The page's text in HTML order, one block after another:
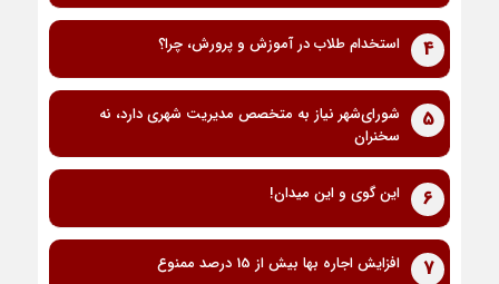
4 استخدام طلاب در آموزش و پرورش، چرا؟
5
شورای‌شهر نیاز به متخصص مدیریت شهری دارد، نه
سخنران
6 این گوی و این میدان!
7 افزایش اجاره بها بیش از 15 درصد ممنوع